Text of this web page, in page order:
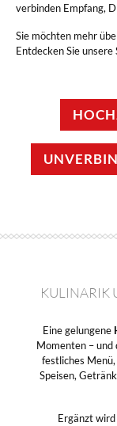
verbinden Empfang,
Sie möchten mehr
Entdecken Sie unsere
KULINARIK
Eine gelungene
Momenten – und
festliches
Speisen,
Ergänzt